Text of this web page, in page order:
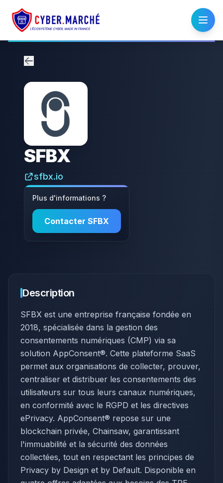
SFBX
sfbx.io
Plus d'informations ?
Contacter SFBX
Description
SFBX est une entreprise française fondée en
2018, spécialisée dans la gestion des
consentements numériques (CMP) via sa
solution AppConsent®. Cette plateforme SaaS
permet aux organisations de collecter, prouver,
centraliser et distribuer les consentements des
utilisateurs sur tous leurs canaux numériques,
en conformité avec le RGPD et les directives
ePrivacy. AppConsent® repose sur une
blockchain privée, Chainsaw, garantissant
l'immuabilité et la sécurité des données
collectées, tout en respectant les principes de
Privacy by Design et by Default. Disponible en